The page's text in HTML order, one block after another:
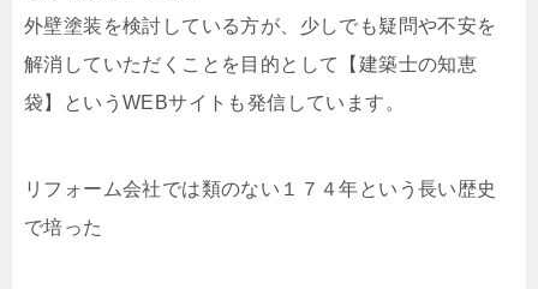
外壁塗装を検討している方が、少しでも疑問や不安を
解消していただくことを目的として【建築士の知恵
袋】というWEBサイトも発信しています。
リフォーム会社では類のない１７４年という長い歴史
で培った